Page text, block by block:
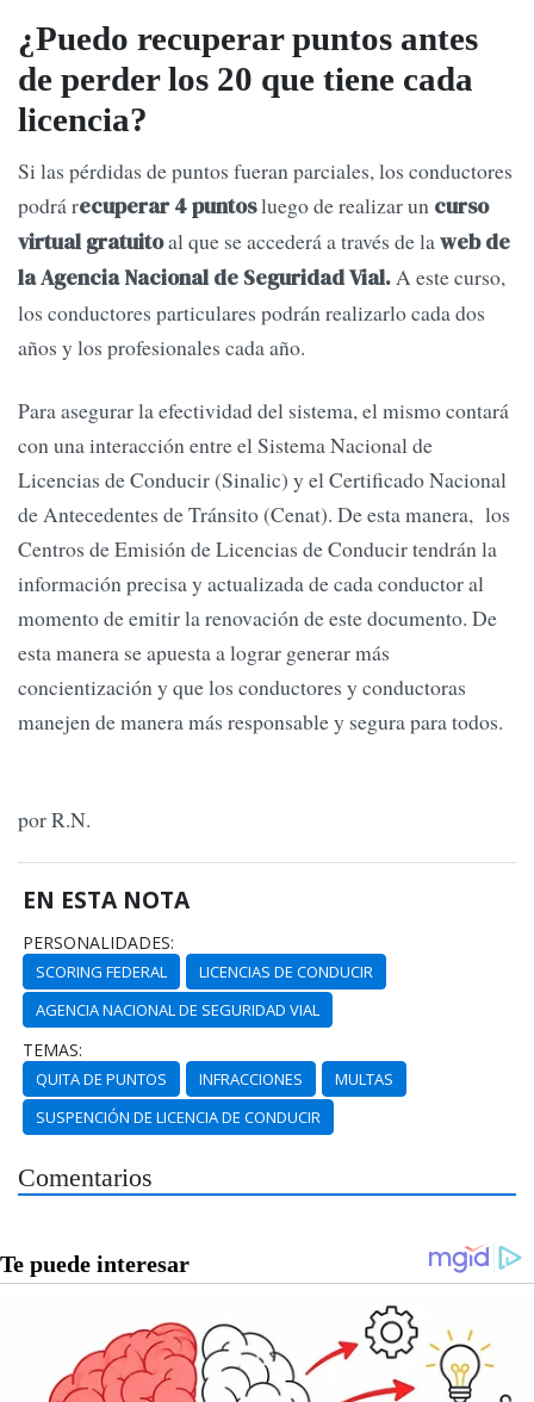
¿Puedo recuperar puntos antes
de perder los 20 que tiene cada
licencia?
Si las pérdidas de puntos fueran parciales, los conductores
podrá recuperar 4 puntosluego de realizar un curso
virtual gratuitoal que se accederá a través de laweb de
la Agencia Nacional de Seguridad Vial.A este curso,
los conductores particulares podrán realizarlo cada dos
años y los profesionales cada año.
Para asegurar la efectividad del sistema, el mismo contará
con una interacción entre el Sistema Nacional de
Licencias de Conducir (Sinalic) y el Certificado Nacional
de Antecedentes de Tránsito (Cenat). De esta manera, los
Centros de Emisión de Licencias de Conducir tendrán la
información precisa y actualizada de cada conductor al
momento de emitir la renovación de este documento. De
esta manera se apuesta a lograr generar más
concientización y que los conductores y conductoras
manejen de manera más responsable y segura para todos.
por R.N.
EN ESTA NOTA
PERSONALIDADES:
SCORING FEDERAL
LICENCIAS DE CONDUCIR
AGENCIA NACIONAL DE SEGURIDAD VIAL
TEMAS:
QUITA DE PUNTOS INFRACCIONES
MULTAS
SUSPENCIÓN DE LICENCIA DE CONDUCIR
Comentarios